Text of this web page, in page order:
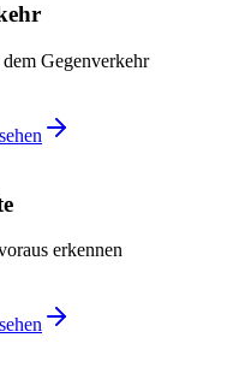
Gegenverkehr
erkennen